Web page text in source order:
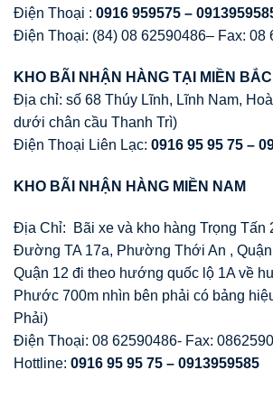
Điện Thoại : 0916 959575 –
Điện Thoại: (84) 08 62590486– Fax: 08
KHO BÃI NHẬ N HÀNG TẠ I MI Ề N BẮC
Địa chỉ: số 68 Thúy Lĩnh, Lĩnh Nam,
dưới chân cầu Thanh Trì)
Điện Thoại Liên Lạc: 0916 95 95 75 –
KHO BÃI NHẬ N HÀNG MI Ề N NAM
Địa Chỉ: Bãi xe và kho hàng Trọng Tấn
Đường TA 17a, Phường Thới An ,
Quận 12 đi theo hướng quốc lộ 1A về
Phước 700m nhìn bên phải có bảng
Phải)
Điện Thoại: 08 62590486- Fax:
Hottline: 0916 95 95 75 – 0913959585